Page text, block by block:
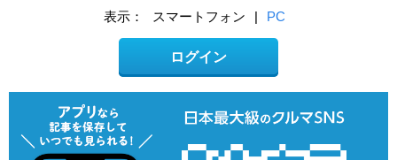
表示： スマートフォン | PC
ログイン